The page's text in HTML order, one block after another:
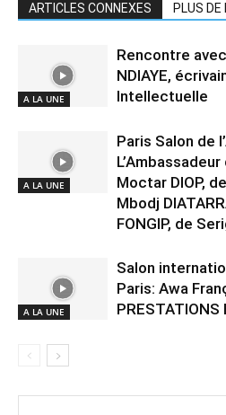
ARTICLES CONNEXES PLUS DE
A LA UNE
Rencontre
NDIAYE,
Intellectuelle
A LA UNE
Paris Salon de
Moctar DIOP,
Mbodj
FONGIP, de
A LA UNE
Salon
Paris: Awa
PRESTATIONS